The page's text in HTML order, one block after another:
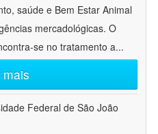
saúde e Bem Estar Animal
mercadológicas. O
se no tratamento a...
mais
Federal de São João